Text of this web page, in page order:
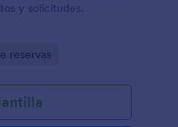
y solicitudes.
reservas